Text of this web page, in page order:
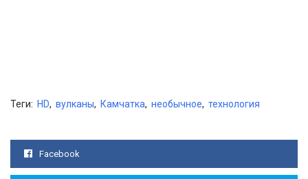
Теги: HD, вулканы, Камчатка, необычное, технология
Facebook